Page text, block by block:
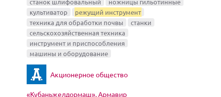
станок шлифовальный
ножницы гильотинные
культиватор
режущий инструмент
техника для обработки почвы
станки
сельскохозяйственная техника
инструмент и приспособления
машины и оборудование
Акционерное общество
«Кубаньжелдормаш», Армавир